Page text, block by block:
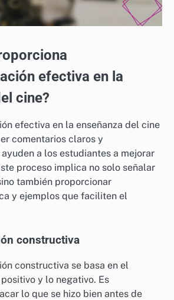
efectiva en la
cine?
efectiva en la enseñanza del cine
comentarios claros y
a los estudiantes a mejorar
proceso implica no solo señalar
también proporcionar
y ejemplos que faciliten el
constructiva
constructiva se basa en el
y lo negativo. Es
lo que se hizo bien antes de